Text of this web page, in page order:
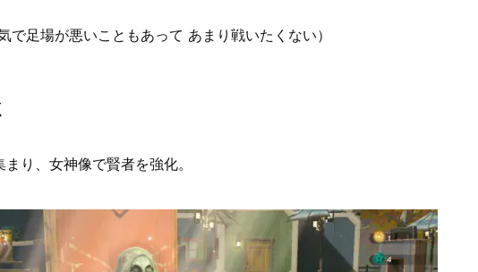
で足場が悪いこともあって あまり戦いたくない）
り、女神像で賢者を強化。